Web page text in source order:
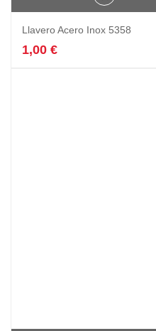
Llavero Acero Inox 5358
1,00 €